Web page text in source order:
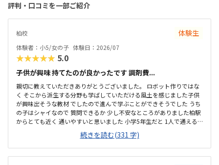
評判・口コミを一部ご紹介
柏校 体験生
体験者：小5/女の子 体験日：2026/07
★★★★★ 5.0
子供が興味 持てたのが良かったです 調剤費...
親切に教えていただきありがとうございました。 ロボット作りではな
く そこから派生する分野も学ばしていただける風土を感じました子供
が興味出そうな教材 でしたので進んで学ぶことができそうでした うち
の子はシャイなので 質問できるか 少し不安なところがありました柏駅
からとても近く 通いやすいと思いました 小学5年生だと 1人で通える
か 少し不安なところがありました楽しそうに 勉強していたのが印象的
でした 、とても 整理整頓 が行き届き 清潔な 環境でした毎月1万円 オ
ーバーは少し高いと感じました 自習室を無制限に使える環境 であれば
良いと思いましたロボット 組み立て に取り組んでました 子供が興味持
続きを読む(331 字)